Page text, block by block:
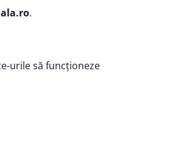
.
urile să funcționeze